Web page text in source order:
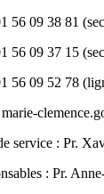
56 09 38 81
56 09 37 15
56 09 52 78
service : Pr.
: Pr.